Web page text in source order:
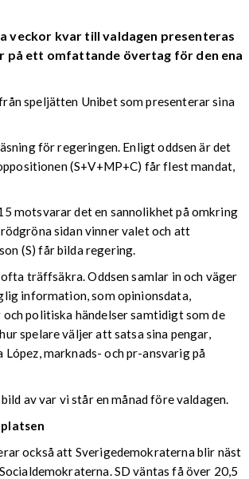
veckor kvar till valdagen presenteras
på ett omfattande övertag för den ena
speljätten Unibet som presenterar sina
för regeringen. Enligt oddsen är det
(S+V+MP+C) får flest mandat,
motsvarar det en sannolikhet på omkring
sidan vinner valet och att
(S) får bilda regering.
träffsäkra. Oddsen samlar in och väger
information, som opinionsdata,
politiska händelser samtidigt som de
spelare väljer att satsa sina pengar,
López, marknads- och pr-ansvarig på
av var vi står en månad före valdagen.
också att Sverigedemokraterna blir näst
SD väntas få över 20,5